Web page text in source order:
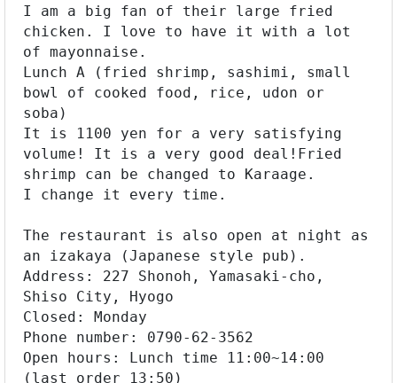
I am a big fan of their large fried
chicken. I love to have it with a lot
of mayonnaise.
Lunch A (fried shrimp, sashimi, small
bowl of cooked food, rice, udon or
soba)
It is 1100 yen for a very satisfying
volume! It is a very good deal!Fried
shrimp can be changed to Karaage.
I change it every time.
The restaurant is also open at night as
an izakaya (Japanese style pub).
Address: 227 Shonoh, Yamasaki-cho,
Shiso City, Hyogo
Closed: Monday
Phone number: 0790-62-3562
Open hours: Lunch time 11:00~14:00
(last order 13:50)